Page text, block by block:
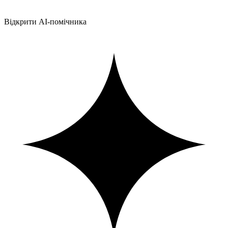
Відкрити AI-помічника